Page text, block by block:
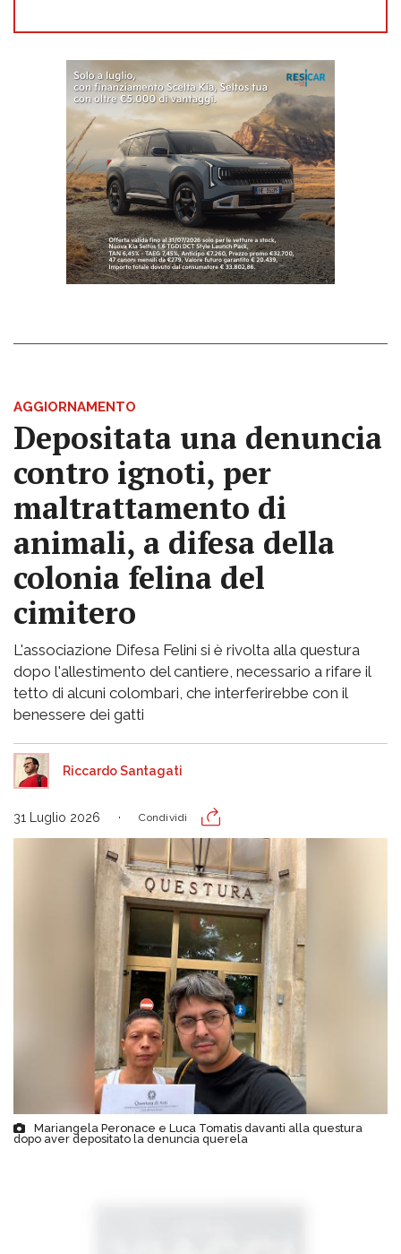
AGGIORNAMENTO
Depositata una denuncia
contro ignoti, per
maltrattamento di
animali, a difesa della
colonia felina del
cimitero
L'associazione Difesa Felini si è rivolta alla questura
dopo l'allestimento del cantiere, necessario a rifare il
tetto di alcuni colombari, che interferirebbe con il
benessere dei gatti
Riccardo Santagati
31 Luglio 2026 Condividi
Mariangela Peronace e Luca Tomatis davanti alla questura
dopo aver depositato la denuncia querela